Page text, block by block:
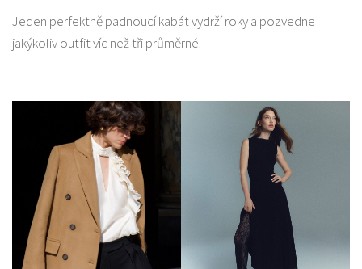
Jeden perfektně padnoucí kabát vydrží roky a pozvedne
jakýkoliv outfit víc než tři průměrné.